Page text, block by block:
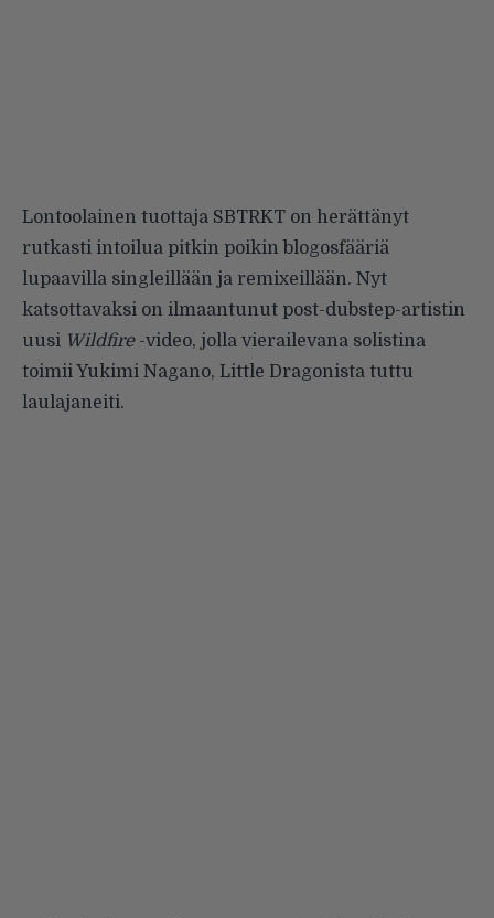
Lontoolainen tuottaja SBTRKT on herättänyt
rutkasti intoilua pitkin poikin blogosfääriä
lupaavilla singleillään ja remixeillään. Nyt
katsottavaksi on ilmaantunut post-dubstep-artistin
uusi Wildfire -video, jolla vierailevana solistina
toimii Yukimi Nagano, Little Dragonista tuttu
laulajaneiti.